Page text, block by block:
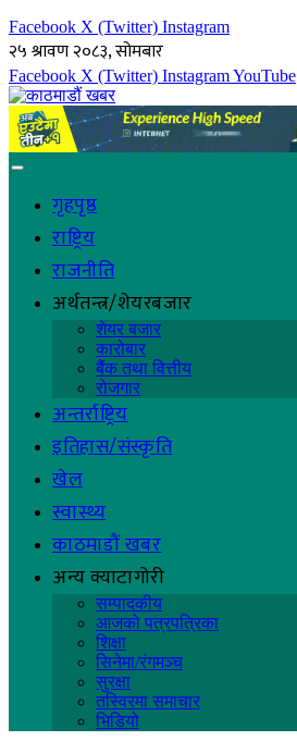
Facebook X (Twitter) Instagram
२५ श्रावण २०८३, सोमबार
Facebook X (Twitter) InstagramYouTube
गृहपृष्ठ
राष्ट्रिय
राजनीति
अर्थतन्त्र/शेयरबजार
शेयर बजार
कारोबार
बैंक तथा वित्तीय
रोजगार
अन्तर्राष्ट्रिय
इतिहास/संस्कृति
खेल
स्वास्थ्य
काठमाडौं खबर
अन्य क्याटागोरी
सम्पादकीय
आजको पत्रपत्रिका
शिक्षा
सिनेमा/रंगमञ्च
सुरक्षा
तस्विरमा समाचार
भिडियो